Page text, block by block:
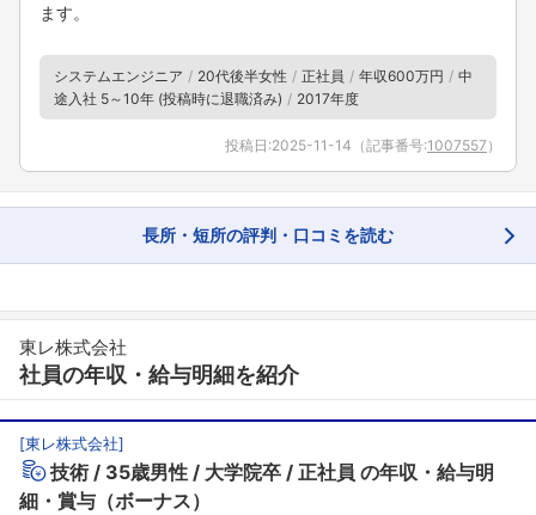
ます。
システムエンジニア 20代後半女性 正社員 年収600万円
中
途入社 5～10年 (投稿時に退職済み)
2017年度
投稿日:2025-11-14 （記事番号:1007557 ）
長所・短所の評判・口コミを読む
東レ株式会社
社員の年収・給与明細を紹介
[東レ株式会社]
技術 35歳男性 大学院卒 正社員 の年収・給与明
細・賞与（ボーナス）